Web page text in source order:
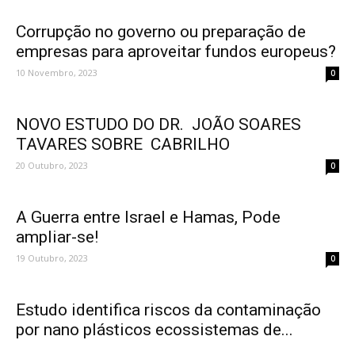
Corrupção no governo ou preparação de
empresas para aproveitar fundos europeus?
10 Novembro, 2023 0
NOVO ESTUDO DO DR. JOÃO SOARES
TAVARES SOBRE CABRILHO
20 Outubro, 2023 0
A Guerra entre Israel e Hamas, Pode
ampliar-se!
19 Outubro, 2023 0
Estudo identifica riscos da contaminação
por nano plásticos ecossistemas de...